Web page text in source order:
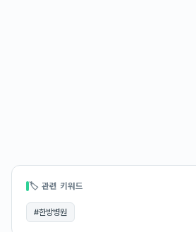
🏷 관련 키워드
#한방병원